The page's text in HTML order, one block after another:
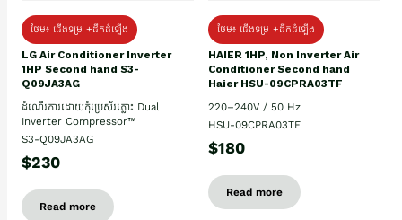
ថែម៖ ជើងទម្រ +ដឹកដំឡើង
LG Air Conditioner Inverter
1HP Second hand S3-
Q09JA3AG
ដំណើរការដោយកុំប្រេស័រភ្លោះ Dual
Inverter Compressor™
S3-Q09JA3AG
$230
Read more
ថែម៖ ជើងទម្រ +ដឹកដំឡើង
HAIER 1HP, Non Inverter Air
Conditioner Second hand
Haier HSU-09CPRA03TF
220–240V / 50 Hz
HSU-09CPRA03TF
$180
Read more